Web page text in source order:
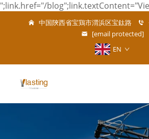
";link.href="/
中国陝西省宝鶏市渭浜区宝鈦路
[email protected]
EN